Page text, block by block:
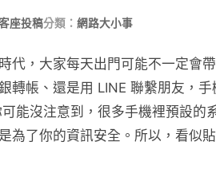
座投稿分類： 網路大小事
代，大家每天出門可能不一定會
轉帳、還是用 LINE 聯繫朋友，
能沒注意到，很多手機裡預設的
為了你的資訊安全。所以，看似